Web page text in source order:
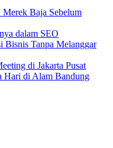
Baja Sebelum
dalam SEO
Bisnis Tanpa Melanggar
di Jakarta Pusat
Hari di Alam Bandung